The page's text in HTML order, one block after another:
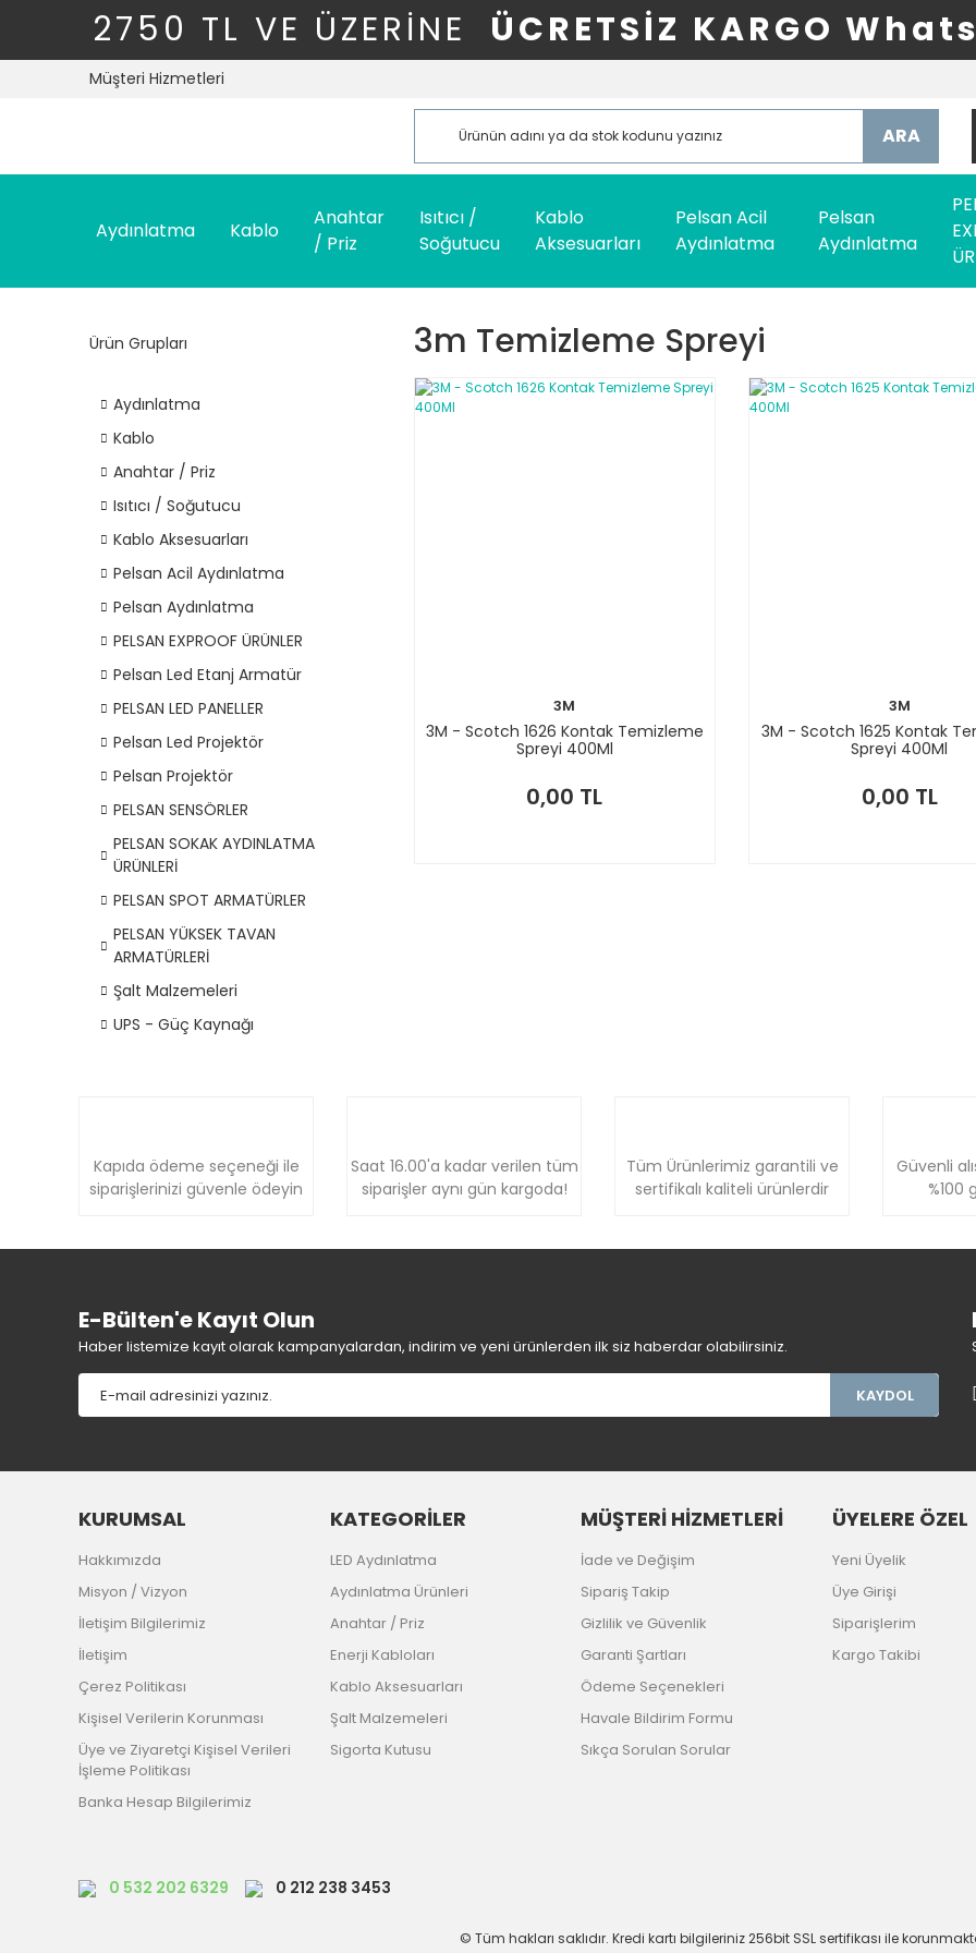
2750 TL VE ÜZERİNE ÜCRETSİZ KARGO
Müşteri Hizmetleri
ARA
Aydınlatma Kablo
Anahtar
/ Priz
Isıtıcı /
Soğutucu
Kablo
Aksesuarları
Pelsan Acil
Aydınlatma
Pelsan
Aydınlatma
Ürün Grupları
Aydınlatma
Kablo
Anahtar / Priz
Isıtıcı / Soğutucu
Kablo Aksesuarları
Pelsan Acil Aydınlatma
Pelsan Aydınlatma
PELSAN EXPROOF ÜRÜNLER
Pelsan Led Etanj Armatür
PELSAN LED PANELLER
Pelsan Led Projektör
Pelsan Projektör
PELSAN SENSÖRLER
PELSAN SOKAK AYDINLATMA
ÜRÜNLERİ
PELSAN SPOT ARMATÜRLER
PELSAN YÜKSEK TAVAN
ARMATÜRLERİ
Şalt Malzemeleri
UPS - Güç Kaynağı
3m Temizleme Spreyi
3M
3M - Scotch 1626 Kontak Temizleme
Spreyi 400Ml
0,00 TL
3M
3M - Scotch 1625 Kontak
Spreyi 400Ml
0,00 TL
Kapıda ödeme seçeneği ile
siparişlerinizi güvenle ödeyin
Saat 16.00'a kadar verilen tüm
siparişler aynı gün kargoda!
Tüm Ürünlerimiz garantili ve
sertifikalı kaliteli ürünlerdir
Güvenli
%100
E-Bülten'e Kayıt Olun
Haber listemize kayıt olarak kampanyalardan, indirim ve yeni ürünlerden ilk siz haberdar olabilirsiniz.
KAYDOL
KURUMSAL
Hakkımızda
Misyon / Vizyon
İletişim Bilgilerimiz
İletişim
Çerez Politikası
Kişisel Verilerin Korunması
Üye ve Ziyaretçi Kişisel Verileri
İşleme Politikası
Banka Hesap Bilgilerimiz
KATEGORİLER
LED Aydınlatma
Aydınlatma Ürünleri
Anahtar / Priz
Enerji Kabloları
Kablo Aksesuarları
Şalt Malzemeleri
Sigorta Kutusu
MÜŞTERİ HİZMETLERİ
İade ve Değişim
Sipariş Takip
Gizlilik ve Güvenlik
Garanti Şartları
Ödeme Seçenekleri
Havale Bildirim Formu
Sıkça Sorulan Sorular
ÜYELERE ÖZEL
Yeni Üyelik
Üye Girişi
Siparişlerim
Kargo Takibi
0 532 202 6329 0 212 238 3453
© Tüm hakları saklıdır. Kredi kartı bilgileriniz 256bit SSL sertifikası ile